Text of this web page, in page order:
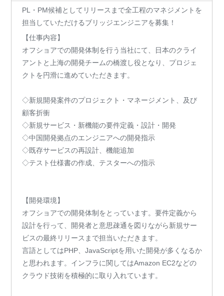
PL・PM候補としてリリースまで全工程のマネジメントを
担当していただけるブリッジエンジニアを募集！
【仕事内容】
オフショアでの開発体制を行う当社にて、日本のクライ
アントと上海の開発チームの橋渡し役となり、プロジェ
クトを円滑に進めていただきます。
◇新規開発案件のプロジェクト・マネージメント、及び
顧客折衝
◇新規サービス・新機能の要件定義・設計・開発
◇中国開発拠点のエンジニアへの開発指示
◇既存サービスの再設計、機能追加
◇テスト仕様書の作成、テスターへの指示
【開発環境】
オフショアでの開発体制をとっています。要件定義から
設計を行って、開発者と意思疎通を図りながら新規サー
ビスの最終リリースまで担当いただきます。
言語としてはPHP、JavaScriptを用いた開発が多くなるか
と思われます。インフラに関してはAmazon EC2などの
クラウド技術を積極的に取り入れています。